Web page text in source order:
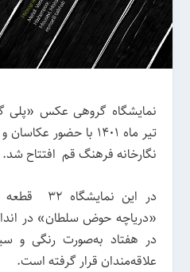
نمایشگاه گروهی عکس «پلی
تیر ماه 1401 با حضور
نگارخانه فرهنگ قم افتتاح شد.
در این
«دریاچه حوض سلطان» در
در هفتاد به‌صورت رنگی و
علاقه‌مندان قرار گرفته است.